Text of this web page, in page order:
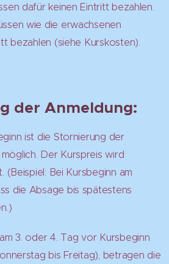
dafür keinen Eintritt bezahlen.
wie die erwachsenen
bezahlen (siehe Kurskosten).
der Anmeldung:
ist die Stornierung der
Der Kurspreis wird
Bei Kursbeginn am
die Absage bis spätestens
3. oder 4. Tag vor Kursbeginn
bis Freitag), betragen die